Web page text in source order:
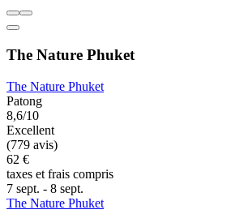
The Nature Phuket
The Nature Phuket
Patong
8,6/10
Excellent
(779 avis)
62 €
taxes et frais compris
7 sept. - 8 sept.
The Nature Phuket